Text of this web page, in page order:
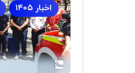
اخبار ۱۴۰۵